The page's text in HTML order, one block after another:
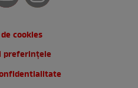
cookies
preferințele